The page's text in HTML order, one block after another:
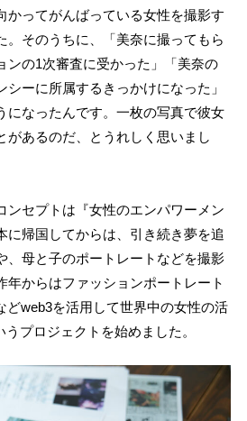
かってがんばっている女性を撮影す
。そのうちに、「美奈に撮ってもら
ンの1次審査に受かった」「美奈の
ーに所属するきっかけになった」
になったんです。一枚の写真で彼女
があるのだ、とうれしく思いまし
ンセプトは『女性のエンパワーメン
に帰国してからは、引き続き夢を追
、母と子のポートレートなどを撮影
年からはファッションポートレート
どweb3を活用して世界中の女性の活
プロジェクトを始めました。